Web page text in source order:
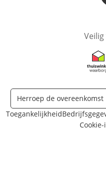
Herroep de overeenkomst
Toegankelijkheid